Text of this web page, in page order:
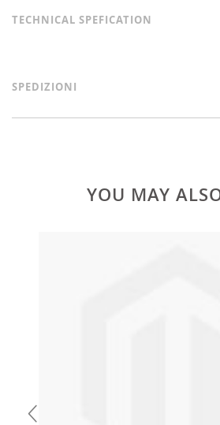
TECHNICAL SPEFICATION
SPEDIZIONI
YOU MAY